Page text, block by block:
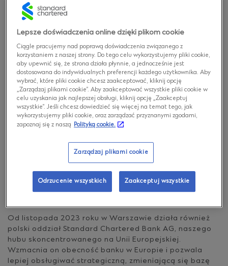
Standard Chartered w Polsce
Grupa Standard Chartered uruchomiła działalność w
Polsce z siedzibą w Warszawie we wrześniu 2018 roku.
Jest to nasze czwarte globalne centrum usług
biznesowych na świecie i pierwsze w Europie.
Warszawskie biuro pełni funkcję regionalnej bazy i
Chartered w Europie i obu Amerykach. Polska została
klientów i innych spółek z Grupy z tych części świata w
dogodnej strefie czasowej i przy udziale wysoko
wykwalifikowanych pracowników.
Od listopada 2023 roku w Warszawie działa również
polski oddział Standard Chartered Bank AG, naszego
hubu skoncentrowanego na Unii Europejskiej.
Wzmacnia on obecność banku w Europie i pozwala
lepiej obsługiwać strategiczną, zmieniającą się bazę
Lepsze doświadczenia online dzięki plikom cookie
Ciągle pracujemy nad poprawą doświadczenia związanego z
korzystaniem z naszej strony. Do tego celu wykorzystujemy pliki cookie,
aby upewnić się, że strona działa płynnie, a jednocześnie jest
dostosowana do indywidualnych preferencji każdego użytkownika. Aby
wybrać, które pliki cookie chcesz zaakceptować, kliknij opcję
„Zarządzaj plikami cookie”. Aby zaakceptować wszystkie pliki cookie w
celu uzyskania jak najlepszej obsługi, kliknij opcję „Zaakceptuj
wszystkie”. Jeśli chcesz dowiedzieć się więcej na temat tego, jak
wykorzystujemy pliki cookie, oraz zarządzać przyznanymi zgodami,
zapoznaj się z naszą Polityką cookie.
Zarządzaj plikami cookie
Odrzucenie wszystkich Zaakceptuj wszystkie